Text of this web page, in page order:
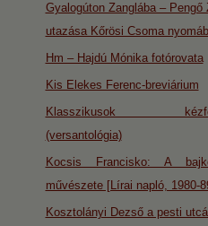
Gyalogúton Zanglába – Pengő
utazása Kőrösi Csoma
Hm – Hajdú Mónika fotórovata
Kis Elekes Ferenc-breviárium
Klasszikusok
(versantológia)
Kocsis Francisko: A
művészete [Lírai napló, 1980-
Kosztolányi Dezső a pesti